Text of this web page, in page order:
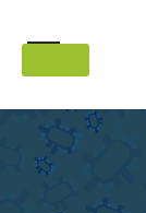
content